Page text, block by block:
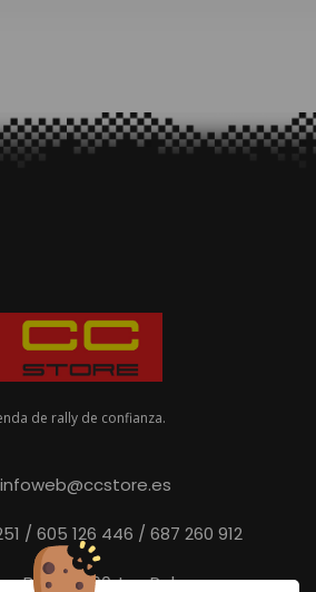
de rally de confianza.
infoweb@ccstore.es
/ 605 126 446 / 687 260 912
Benítez 60, Las Palmas